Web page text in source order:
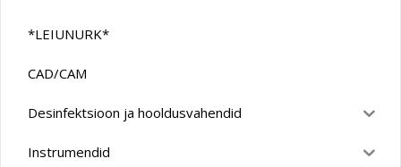
*LEIUNURK*
CAD/CAM
Desinfektsioon ja hooldusvahendid
Instrumendid